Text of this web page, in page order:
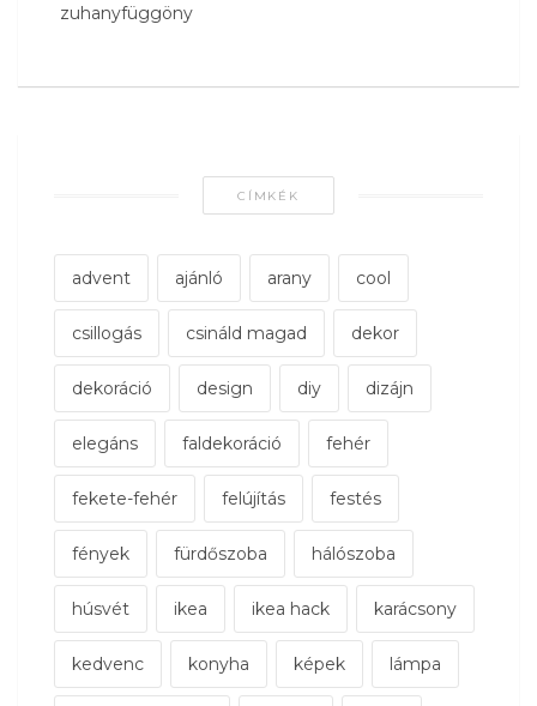
zuhanyfüggöny
CÍMKÉK
advent ajánló arany cool
csillogás csináld magad dekor
dekoráció design diy dizájn
elegáns faldekoráció fehér
fekete-fehér felújítás festés
fények fürdőszoba hálószoba
húsvét ikea ikea hack karácsony
kedvenc konyha képek lámpa